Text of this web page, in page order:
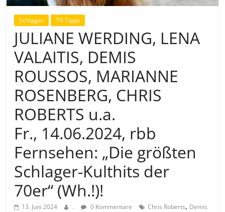
Schlager TV-Tipps
JULIANE WERDING, LENA
VALAITIS, DEMIS
ROUSSOS, MARIANNE
ROSENBERG, CHRIS
ROBERTS u.a.
Fr., 14.06.2024, rbb
Fernsehen: „Die größten
Schlager-Kulthits der
70er“ (Wh.!)!
13. Juni 2024 . 0 Kommentare Chris Roberts, Demis